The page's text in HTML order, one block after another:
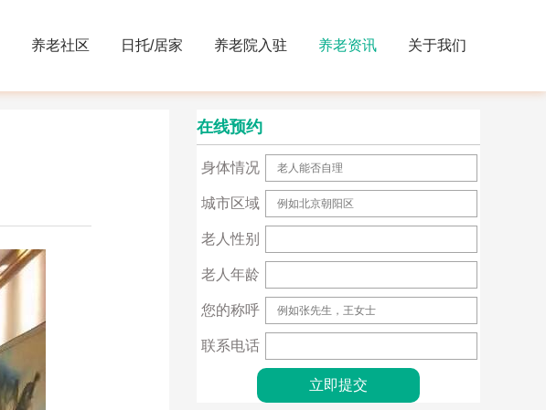
养老社区 日托/居家 养老院入驻 养老资讯 关于我们
在线预约
身体情况
城市区域
老人性别
老人年龄
您的称呼
联系电话